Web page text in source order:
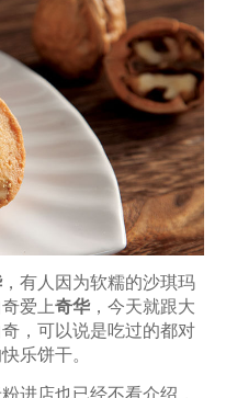
，有人因为软糯的沙琪玛
爱上奇华，今天就跟大
，可以说是吃过的都对
乐饼干。
进店也已经不看介绍，